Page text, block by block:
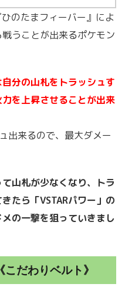
ひのたまフィーバー』によ
うことが出来るポケモン
分の山札をトラッシュす
を上昇させることが出来
出来るので、最大ダメー
山札が少なくなり、トラ
たら「VSTARパワー」の
の一撃を狙っていきまし
だわりベルト》